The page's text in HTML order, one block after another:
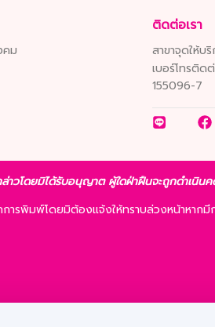
คม
ติดต่อเรา
สาขาจุดให้บริ
เบอร์โทรติด
155096-7
วโดยมิได้รับอนุญาต ผู้ใดฝ่าฝืนจะถูกดำเนิน
ารพิมพ์โดยมิต้องแจ้งให้ทราบล่วงหน้าหากมี